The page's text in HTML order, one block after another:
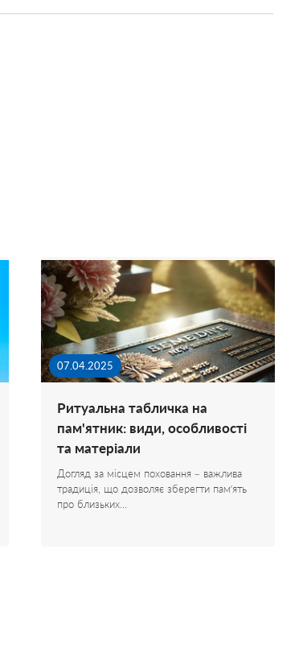
07.04.2025
Ритуальна табличка на
пам'ятник: види, особливості
та матеріали
Догляд за місцем поховання – важлива
традиція, що дозволяє зберегти пам’ять
про близьких…